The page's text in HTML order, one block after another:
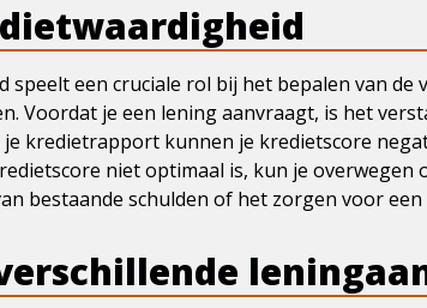
speelt een cruciale rol bij het bepalen van
Voordat je een lening aanvraagt, is het
kredietrapport kunnen je kredietscore
niet optimaal is, kun je
bestaande schulden of het zorgen voor